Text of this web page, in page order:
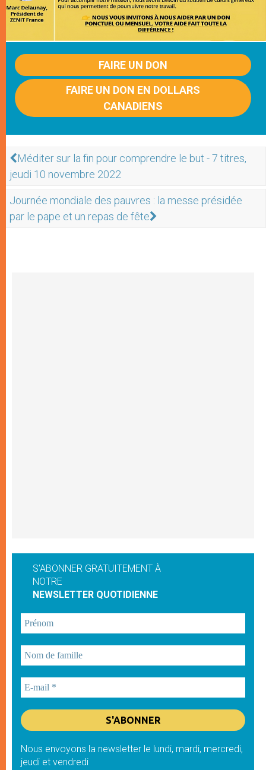
FAIRE UN DON
FAIRE UN DON EN DOLLARS
CANADIENS
Méditer sur la fin pour comprendre le but - 7 titres,
jeudi 10 novembre 2022
Journée mondiale des pauvres : la messe présidée
par le pape et un repas de fête
S'ABONNER GRATUITEMENT À
NOTRE
NEWSLETTER QUOTIDIENNE
Nous envoyons la newsletter le lundi, mardi, mercredi,
jeudi et vendredi